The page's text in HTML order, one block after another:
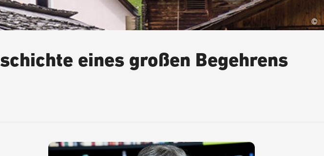
©
eines großen Begehrens